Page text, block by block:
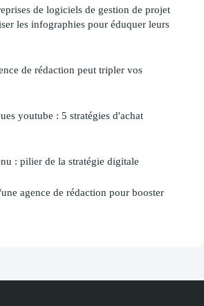
de logiciels de gestion de projet
les infographies pour éduquer leurs
de rédaction peut tripler vos
youtube : 5 stratégies d'achat
: pilier de la stratégie digitale
agence de rédaction pour booster